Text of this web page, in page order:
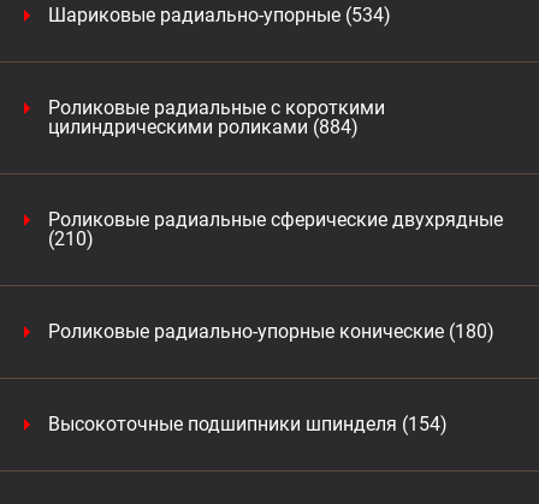
Шариковые радиально-упорные (534)
Роликовые радиальные с короткими
цилиндрическими роликами (884)
Роликовые радиальные сферические двухрядные
(210)
Роликовые радиально-упорные конические (180)
Высокоточные подшипники шпинделя (154)